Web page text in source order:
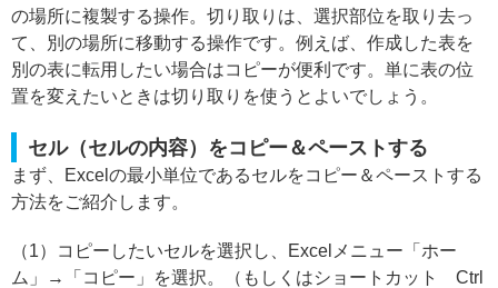
の場所に複製する操作。切り取りは、選択部位を取り去っ
て、別の場所に移動する操作です。例えば、作成した表を
別の表に転用したい場合はコピーが便利です。単に表の位
置を変えたいときは切り取りを使うとよいでしょう。
セル（セルの内容）をコピー＆ペーストする
まず、Excelの最小単位であるセルをコピー＆ペーストする
方法をご紹介します。
（1）コピーしたいセルを選択し、Excelメニュー「ホー
ム」→「コピー」を選択。（もしくはショートカット Ctrl